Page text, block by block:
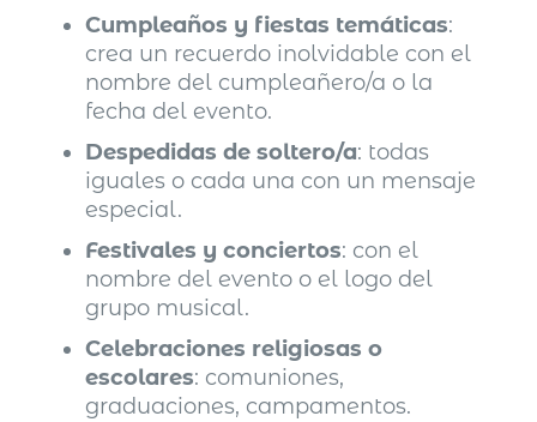
Cumpleaños y fiestas temáticas:
crea un recuerdo inolvidable con el
nombre del cumpleañero/a o la
fecha del evento.
Despedidas de soltero/a: todas
iguales o cada una con un mensaje
especial.
Festivales y conciertos: con el
nombre del evento o el logo del
grupo musical.
Celebraciones religiosas o
escolares: comuniones,
graduaciones, campamentos.